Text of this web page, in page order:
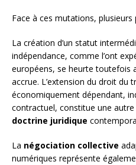
Face à ces mutations,
La création d’un statut
indépendance, comme l’ont
européens, se heurte toutefois
accrue. L’extension du droit du
économiquement dépendant,
contractuel, constitue une
doctrine juridique
La négociation collective
numériques représente